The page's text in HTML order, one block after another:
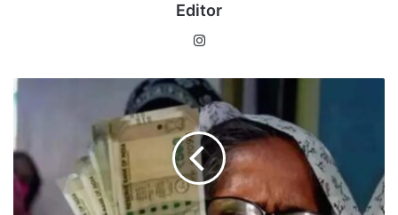
Editor
में
राहत,
पीपीपी
जन्मतिथि